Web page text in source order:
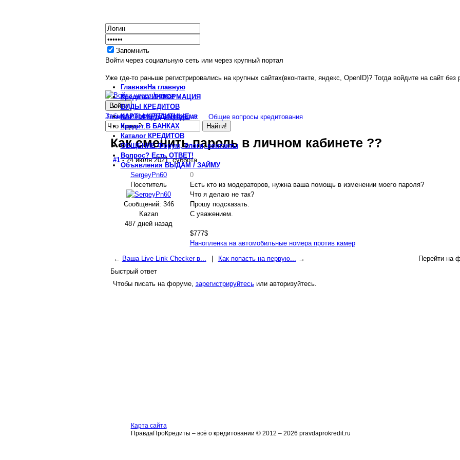
Запомнить
Войти через социальную сеть или через крупный портал
Уже где-то раньше регистрировались на крупных сайтах(вконтакте, яндекс, OpenID)? Тогда войдите на сайт без
Забыли пароль? Регистрация
Главная На главную
КредитыИНФОРМАЦИЯ
ВИДЫ
КРЕДИТОВ
КАРТЫКРЕДИТНЫЕ
Кредит В БАНКАХ
Каталог КРЕДИТОВ
ОБЩЕНИЕФорум, блоги, контакты
Вопрос? Есть ОТВЕТ!
Объявления ВЫДАМ / ЗАЙМУ
Главная Форум о кредитах Общие вопросы кредитования
Как сменить пароль в личном кабинете ??
#1- 24 июля 2021, суббота
SergeyPn60
Посетитель
Сообщений: 346
Kazan
487 дней назад
0
Есть кто из модераторов, нужна ваша помощь в изменении моего пароля?
Что я делаю не так?
Прошу подсказать.
С уважением.
$777$
Нанопленка на автомобильные номера против камер
← Ваша Live Link Checker в... Как попасть на первую... →
Перейти на
Быстрый ответ
Чтобы писать на форуме, зарегистрируйтесьили авторизуйтесь.
Карта сайта
ПравдаПроКредиты – всё о кредитовании © 2012 – 2026 pravdaprokredit.ru